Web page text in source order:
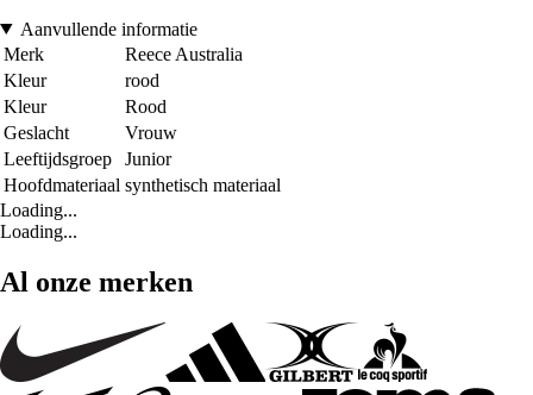
Aanvullende informatie
Merk
Reece Australia
Kleur
rood
Kleur
Rood
Geslacht
Vrouw
Leeftijdsgroep
Junior
Hoofdmateriaal synthetisch materiaal
Loading...
Loading...
Al onze merken